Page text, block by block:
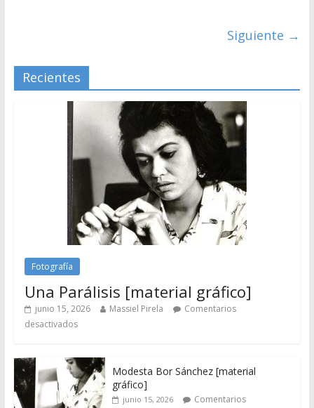
Siguiente →
Recientes
Fotografía
Una Parálisis [material gráfico]
junio 15, 2026 Massiel Pirela
Comentarios
desactivados
Modesta Bor Sánchez [material
gráfico]
junio 15, 2026 Comentarios